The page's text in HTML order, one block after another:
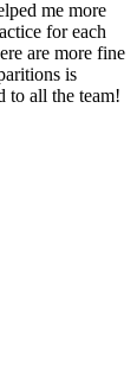
me more
for each
are more fine
is
all the team!